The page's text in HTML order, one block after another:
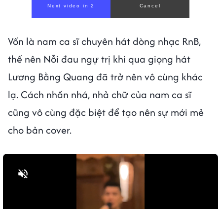
Vốn là nam ca sĩ chuyên hát dòng nhạc RnB,
thế nên Nỗi đau ngự trị khi qua giọng hát
Lương Bằng Quang đã trở nên vô cùng khác
lạ. Cách nhấn nhá, nhả chữ của nam ca sĩ
cũng vô cùng đặc biệt để tạo nên sự mới mẻ
cho bản cover.